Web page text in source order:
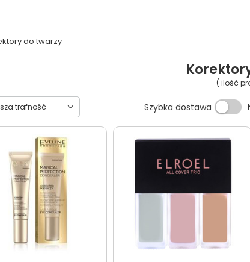
do twarzy
( ilość
sortowanie
trafność Szybka dostawa